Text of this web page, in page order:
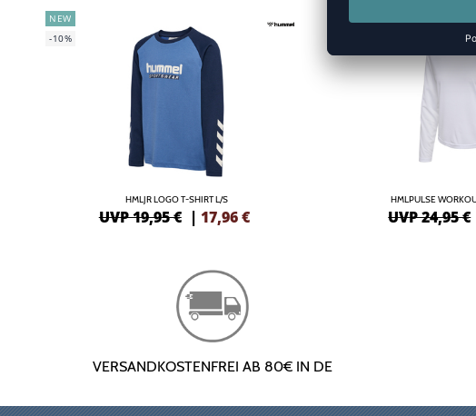
NEW
-10%
HMLJR LOGO T-SHIRT L/S
UVP 19,95 € | 17,96€
NEW
HMLPULSE
UVP 24,95 €
VERSANDKOSTENFREI AB 80€ IN DE